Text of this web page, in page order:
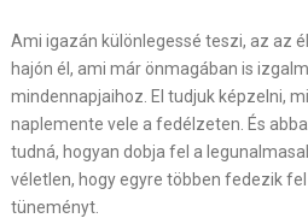
Ami igazán különlegessé teszi, az az
hajón él, ami már önmagában is
mindennapjaihoz. El tudjuk képzelni,
naplemente vele a fedélzeten. És
tudná, hogyan dobja fel a
véletlen, hogy egyre többen fedezik
tüneményt.